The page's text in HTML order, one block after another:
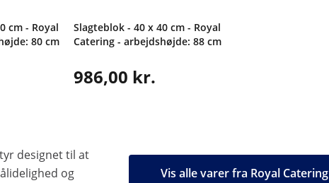
cm - Royal
80 cm
Slagteblok - 40 x 40 cm - Royal
Catering - arbejdshøjde: 88 cm
986,00 kr.
designet til at
og
Vis alle varer fra Royal Catering